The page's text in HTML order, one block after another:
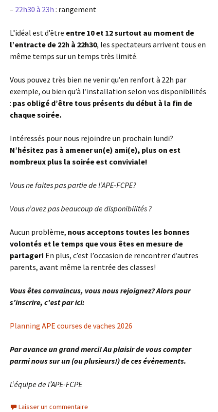
– 22h30 à 23h : rangement
L’idéal est d’être entre 10 et 12 surtout au moment de
l’entracte de 22h à 22h30, les spectateurs arrivent tous en
même temps sur un temps très limité.
Vous pouvez très bien ne venir qu’en renfort à 22h par
exemple, ou bien qu’à l’installation selon vos disponibilités
: pas obligé d’être tous présents du début à la fin de
chaque soirée.
Intéressés pour nous rejoindre un prochain lundi?
N’hésitez pas à amener un(e) ami(e), plus on est
nombreux plus la soirée est conviviale!
Vous ne faites pas partie de l’APE-FCPE?
Vous n’avez pas beaucoup de disponibilités ?
Aucun problème, nous acceptons toutes les bonnes
volontés et le temps que vous êtes en mesure de
partager! En plus, c’est l’occasion de rencontrer d’autres
parents, avant même la rentrée des classes!
Vous êtes convaincus, vous nous rejoignez? Alors pour
s’inscrire, c’est par ici:
Planning APE courses de vaches 2026
Par avance un grand merci! Au plaisir de vous compter
parmi nous sur un (ou plusieurs!) de ces évènements.
L’équipe de l’APE-FCPE
Laisser un commentaire